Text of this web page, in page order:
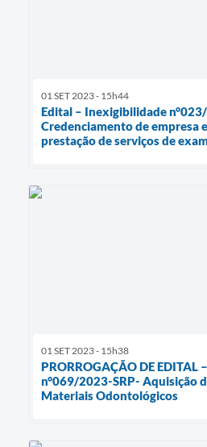
01 SET 2023 - 15h44
Edital – Inexigibilidade
Credenciamento de empresa
prestação de serviços de
01 SET 2023 - 15h38
PRORROGAÇÃO DE EDITAL
n°069/2023-SRP- Aquisição
Materiais Odontológicos